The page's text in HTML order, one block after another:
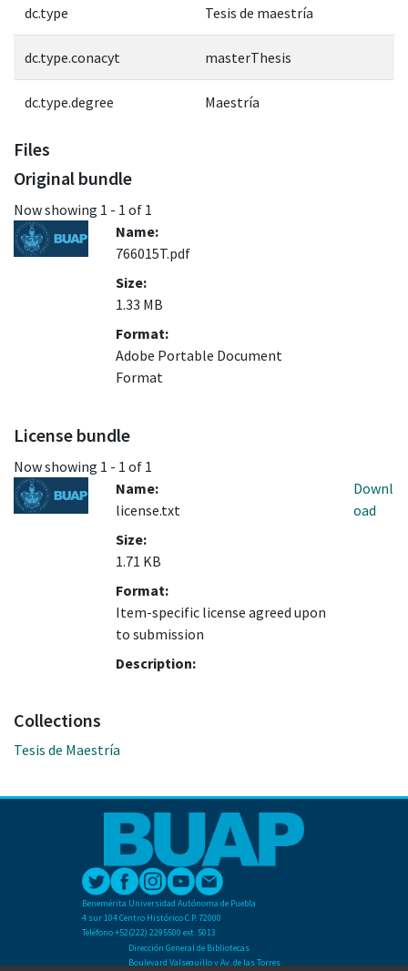
dc.type Tesis de maestría
dc.type.conacyt masterThesis
dc.type.degree Maestría
Files
Original bundle
Now showing 1 - 1 of 1
Name:
766015T.pdf
Size:
1.33 MB
Format:
Adobe Portable Document
Format
License bundle
Now showing 1 - 1 of 1
Name:
license.txt
Size:
1.71 KB
Format:
Item-specific license agreed upon
to submission
Description:
Downl
oad
Collections
Tesis de Maestría
Benemérita Universidad Autónoma de Puebla
4 sur 104 Centro Histórico C.P. 72000
Teléfono +52(222) 2295500 ext. 5013
Dirección General de Bibliotecas
Boulevard Valsequillo y Av. de las Torres